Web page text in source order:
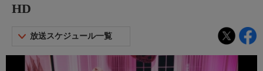
HD
放送スケジュール一覧